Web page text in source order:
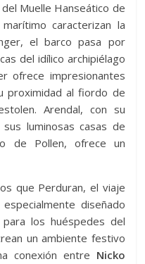
Muelle Hanseático de
caracterizan la
el barco pasa por
del idílico archipiélago
ofrece impresionantes
proximidad al fiordo de
Arendal, con su
luminosas casas de
de Pollen, ofrece un
que Perduran, el viaje
diseñado
los huéspedes del
un ambiente festivo
conexión entre Nicko